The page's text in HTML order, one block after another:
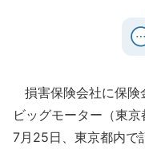
損害保険会社に保険
ビッグモーター（東
7月25日、東京都内で